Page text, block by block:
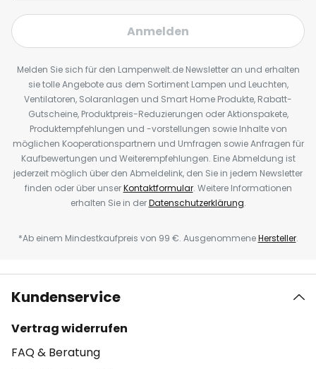
Anmelden
Melden Sie sich für den Lampenwelt.de Newsletter an und erhalten
sie tolle Angebote aus dem Sortiment Lampen und Leuchten,
Ventilatoren, Solaranlagen und Smart Home Produkte, Rabatt-
Gutscheine, Produktpreis-Reduzierungen oder Aktionspakete,
Produktempfehlungen und -vorstellungen sowie Inhalte von
möglichen Kooperationspartnern und Umfragen sowie Anfragen für
Kaufbewertungen und Weiterempfehlungen. Eine Abmeldung ist
jederzeit möglich über den Abmeldelink, den Sie in jedem Newsletter
finden oder über unserKontaktformular. Weitere Informationen
erhalten Sie in derDatenschutzerklärung.
*Ab einem Mindestkaufpreis von 99 €. AusgenommeneHersteller.
Kundenservice
Vertrag widerrufen
FAQ & Beratung